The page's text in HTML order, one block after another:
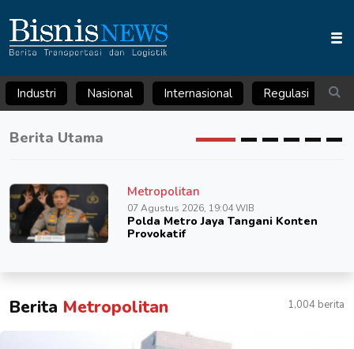
Industri Nasional Internasional Regulasi
Berita Utama
Metropolitan
07 Agustus 2026, 19:04 WIB
Polda Metro Jaya Tangani Konten
Provokatif
1,004 berita
Berita Metropolitan